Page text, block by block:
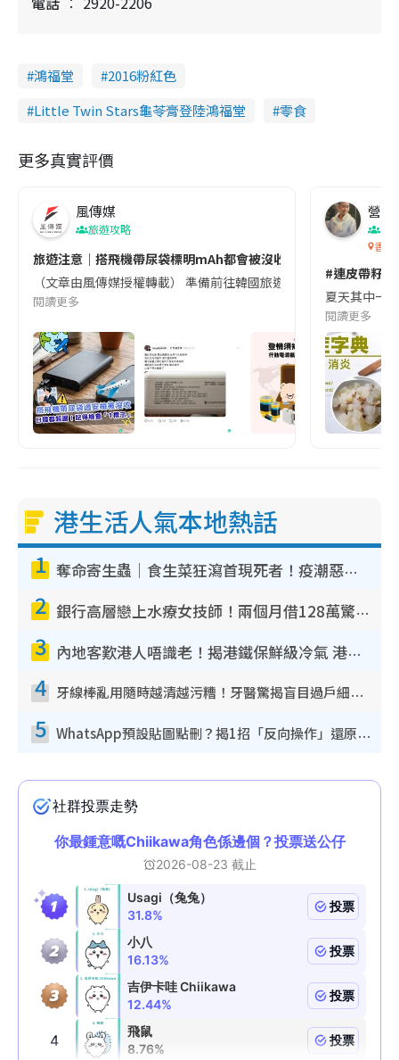
鴻福堂
2016粉紅色
Little Twin Stars龜苓膏登陸鴻福堂
零食
更多真實評價
風傳媒
旅遊攻略
旅遊注意｜搭飛機帶尿袋標明mAh都會被沒收😱出發前切記檢查
（文章由風傳媒授權轉載） 準備前往韓國旅遊的民眾，近期要
閱讀更多
營養
香港
#連皮帶籽
夏天其中一
閱讀更多
港生活人氣本地熱話
1 奪命寄生蟲｜食生菜狂瀉首現死者！疫潮惡化錄1.8萬宗病例 揭洗菜3大謬誤
2 銀行高層戀上水療女技師！兩個月借128萬驚覺「沉船」沉落火海 揭背後疑似邪教操控賣淫
3 內地客歎港人唔識老！揭港鐵保鮮級冷氣 港人求放過：咪投訴
4 牙線棒亂用隨時越清越污糟！牙醫驚揭盲目過戶細菌恐致蛀牙：呢種先係日常真保養
5 WhatsApp預設貼圖點刪？揭1招「反向操作」還原簡潔介面 附3步實測教學